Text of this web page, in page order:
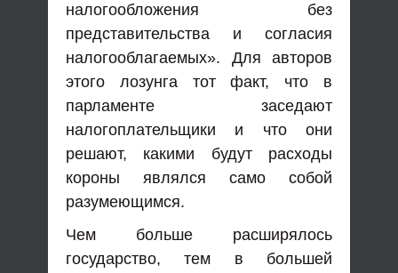
налогообложения без
представительства и согласия
налогооблагаемых». Для авторов
этого лозунга тот факт, что в
парламенте заседают
налогоплательщики и что они
решают, какими будут расходы
короны являлся само собой
разумеющимся.
Чем больше расширялось
государство, тем в большей